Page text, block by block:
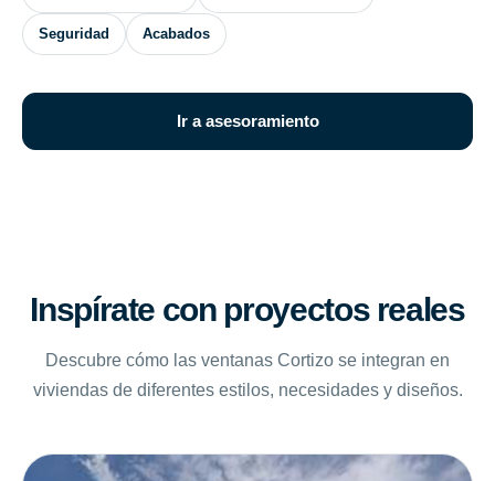
Seguridad Acabados
Ir a asesoramiento
Inspírate con proyectos reales
Descubre cómo las ventanas Cortizo se integran en
viviendas de diferentes estilos, necesidades y diseños.